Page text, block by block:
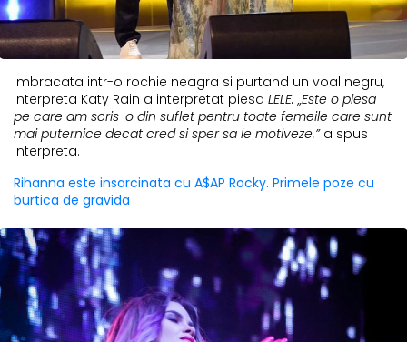
Imbracata intr-o rochie neagra si purtand un voal negru,
interpreta Katy Rain a interpretat piesa LELE. „Este o piesa
pe care am scris-o din suflet pentru toate femeile care sunt
mai puternice decat cred si sper sa le motiveze.” a spus
interpreta.
Rihanna este insarcinata cu A$AP Rocky. Primele poze cu
burtica de gravida